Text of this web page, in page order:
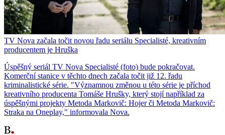
TV Nova začala točit novou řadu seriálu Specialisté, kreativním
producentem je Hruška
Úspěšný seriál TV Nova Specialisté (foto) bude pokračovat.
Komerční stanice v těchto dnech začala točit již 12. řadu
kriminalistické série. "Významnou změnou u této série je příchod
kreativního producenta Tomáše Hrušky, který stojí například za
úspěšnými projekty Metoda Markovič: Hojer či Metoda Markovič:
Straka na Oneplay," informovala Nova.